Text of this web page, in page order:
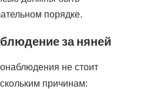
порядке.
за няней
не стоит
причинам: